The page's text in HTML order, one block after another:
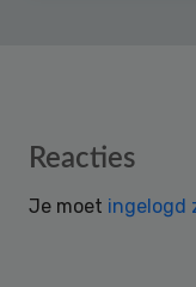
Reader
Reacties
Je moet ingelogd